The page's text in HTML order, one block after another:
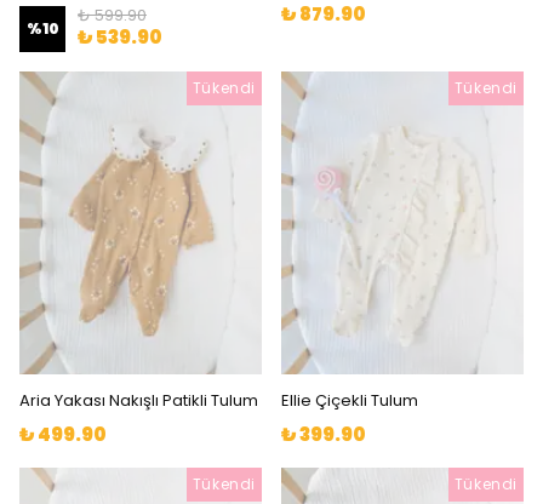
%10
₺ 599.90
₺ 539.90
₺ 879.90
Tükendi
Aria Yakası Nakışlı Patikli Tulum
₺ 499.90
Tükendi
Ellie Çiçekli Tulum
₺ 399.90
Tükendi Tükendi